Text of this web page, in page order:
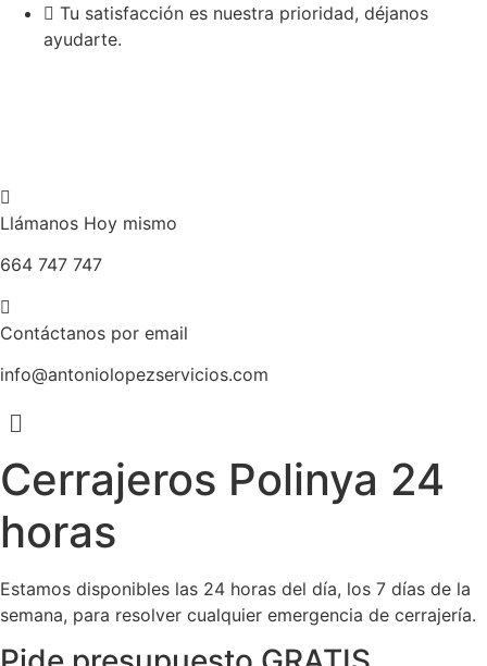
Tu satisfacción es nuestra prioridad, déjanos
ayudarte.
Llámanos Hoy mismo
664 747 747
Contáctanos por email
info@antoniolopezservicios.com
Menú
Cerrajeros Polinya 24
horas
Estamos disponibles las 24 horas del día, los 7 días de la
semana, para resolver cualquier emergencia de cerrajería.